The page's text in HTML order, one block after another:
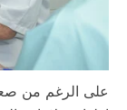
على الرغم من